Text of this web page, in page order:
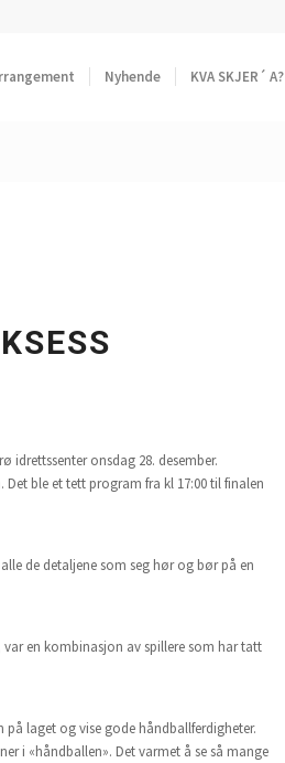
Nyhende KVA SKJER´ A?
idrettssenter onsdag 28. desember.
ble et tett program fra kl 17:00 til finalen
de detaljene som seg hør og bør på en
var en kombinasjon av spillere som har tatt
på laget og vise gode håndballferdigheter.
i «håndballen». Det varmet å se så mange